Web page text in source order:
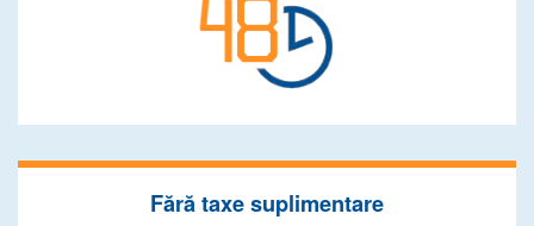
Fără taxe suplimentare